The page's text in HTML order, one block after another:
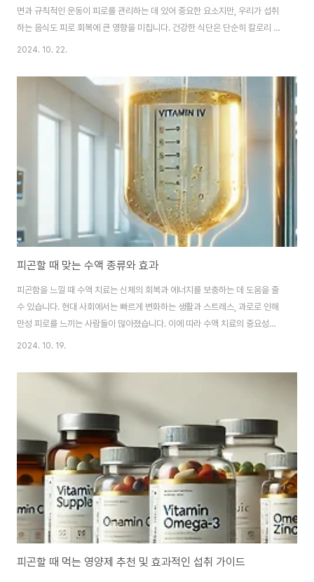
면과 규칙적인 운동이 피로를 관리하는 데 있어 중요한 요소지만, 우리가 섭취
하는 음식도 피로 회복에 큰 영향을 미칩니다. 건강한 식단은 단순히 칼로리 보
충 이상의 역할을 하며, 에너지를 공급하고 체내 다양한 기능을 최적화하여 면
가지 음식을 살펴보겠습니다. 이 음식들은 피로를 줄여줄 뿐만 아니라, 전반적
인 건강에도 좋은 영향을 미칩니다.바나나바나나는 천연 에너지원으로 알려져
있으며, 피곤할 때 먹으면 즉각적인 활력을 줍니다. 바나나에는 포도당과 과당
같은 간단한 당분이 함유되어 있어 빠르게 에너지를 공급해줍니다. 뿐만 아니
라, 칼륨이 풍부하게 들어 있..
2024. 10. 22.
피곤할 때 맞는 수액 종류와 효과
피곤함을 느낄 때 수액 치료는 신체의 회복과 에너지를 보충하는 데 도움을 줄
수 있습니다. 현대 사회에서는 빠르게 변화하는 생활과 스트레스, 과로로 인해
만성 피로를 느끼는 사람들이 많아졌습니다. 이에 따라 수액 치료의 중요성도
증가하고 있으며, 특히 피로 회복을 위해 다양한 종류의 수액이 활용되고 있습
체내의 부족한 영양소를 빠르게 보충하고, 피로 개선에 효과적입니다. 그렇다
가중시킵니다. 단순한 휴식만으로는 이러한 피로를 완전히 해소하기 어렵기 때
문에, 수액 치료가 대안으로 제시되..
2024. 10. 19.
피곤할 때 먹는 영양제 추천 및 효과적인 섭취 가이드